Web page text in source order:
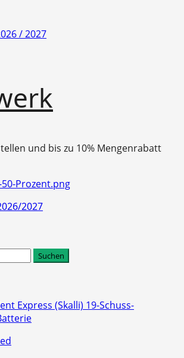
/ 2027
und bis zu 10% Mengenrabatt
2027
Express (Skalli) 19-Schuss-